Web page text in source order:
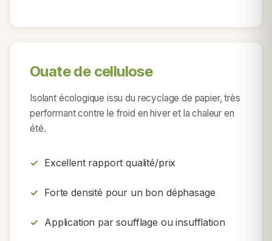
Ouate de cellulose
Isolant écologique issu du recyclage de papier, très
performant contre le froid en hiver et la chaleur en
été.
Excellent rapport qualité/prix
Forte densité pour un bon déphasage
Application par soufflage ou insufflation